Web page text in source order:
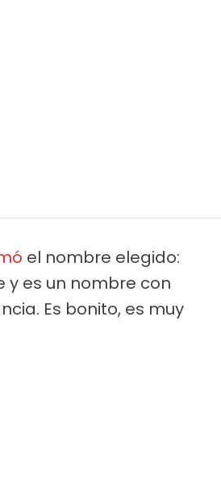
el nombre elegido:
y es un nombre con
Es bonito, es muy